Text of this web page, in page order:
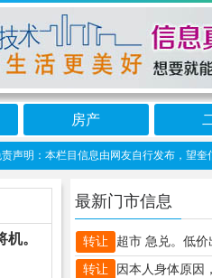
房产
明：本栏目信息由网友自行发布，望奎
。
最新门市信息
转让
转让